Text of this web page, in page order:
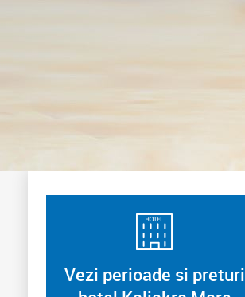
Vezi perioade si preturi